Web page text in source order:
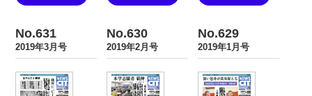
No.631
2019年3月号
No.630
2019年2月号
No.629
2019年1月号